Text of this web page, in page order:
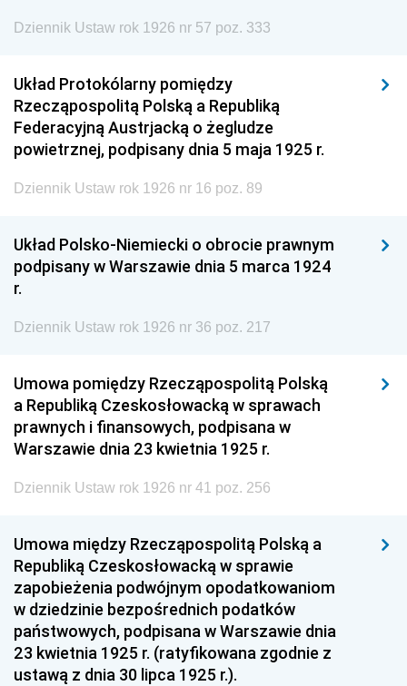
Dziennik Ustaw rok 1926 nr 57 poz. 333
Układ Protokólarny pomiędzy
Rzecząpospolitą Polską a Republiką
Federacyjną Austrjacką o żegludze
powietrznej, podpisany dnia 5 maja 1925 r.
Dziennik Ustaw rok 1926 nr 16 poz. 89
Układ Polsko-Niemiecki o obrocie prawnym
podpisany w Warszawie dnia 5 marca 1924
r.
Dziennik Ustaw rok 1926 nr 36 poz. 217
Umowa pomiędzy Rzecząpospolitą Polską
a Republiką Czeskosłowacką w sprawach
prawnych i finansowych, podpisana w
Warszawie dnia 23 kwietnia 1925 r.
Dziennik Ustaw rok 1926 nr 41 poz. 256
Umowa między Rzecząpospolitą Polską a
Republiką Czeskosłowacką w sprawie
zapobieżenia podwójnym opodatkowaniom
w dziedzinie bezpośrednich podatków
państwowych, podpisana w Warszawie dnia
23 kwietnia 1925 r. (ratyfikowana zgodnie z
ustawą z dnia 30 lipca 1925 r.).